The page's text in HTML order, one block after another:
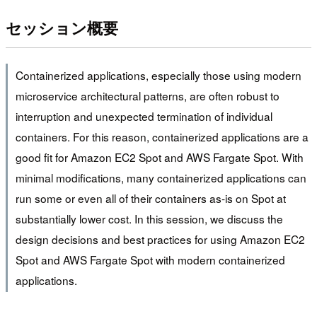
セッション概要
Containerized applications, especially those using modern
microservice architectural patterns, are often robust to
interruption and unexpected termination of individual
containers. For this reason, containerized applications are a
good fit for Amazon EC2 Spot and AWS Fargate Spot. With
minimal modifications, many containerized applications can
run some or even all of their containers as-is on Spot at
substantially lower cost. In this session, we discuss the
design decisions and best practices for using Amazon EC2
Spot and AWS Fargate Spot with modern containerized
applications.